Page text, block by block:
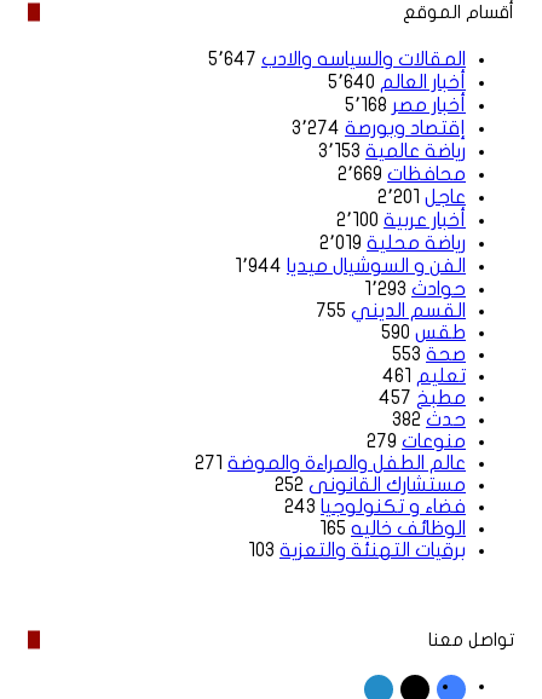
أقسام الموقع
المقالات والسياسه والادب 5٬647
أخبار العالم 5٬640
أخبار مصر 5٬168
إقتصاد وبورصة 3٬274
رياضة عالمية 3٬153
محافظات 2٬669
عاجل 2٬201
أخبار عربية 2٬100
رياضة محلية 2٬019
الفن و السوشيال ميديا 1٬944
حوادث 1٬293
القسم الديني 755
طقس 590
صحة 553
تعليم 461
مطبخ 457
حدث 382
منوعات 279
عالم الطفل والمراءة والموضة 271
مستشارك القانونى 252
فضاء و تكنولوجيا 243
الوظائف خاليه 165
برقيات التهنئة والتعزية 103
تواصل معنا
فيسبوك لينكدإن